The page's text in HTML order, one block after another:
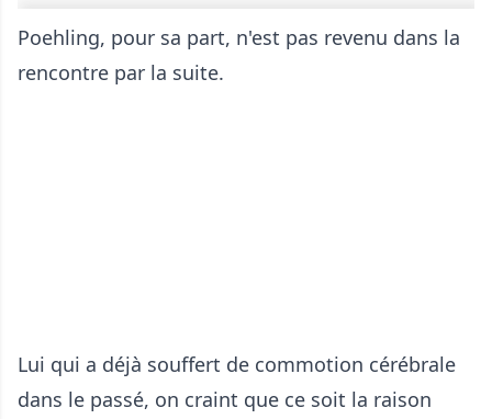
Poehling, pour sa part, n'est pas revenu dans la
rencontre par la suite.
Lui qui a déjà souffert de commotion cérébrale
dans le passé, on craint que ce soit la raison